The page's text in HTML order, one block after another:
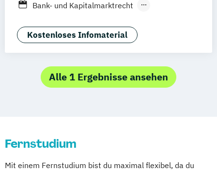
Bielefeld Deggendorf Karlsruhe
Oberhausen Offenbach Saarbrücken
Neu-Ulm Innsbruck Wien
Zürich
Augsburg Freising Friedrichshafen
Klagenfurt Magdeburg Münster Trier
Würzburg Chemnitz Linz
Bank- und Kapitalmarktrecht
Kostenloses Infomaterial
Alle 1 Ergebnisse ansehen
Fernstudium
Mit einem Fernstudium bist du maximal flexibel, da du